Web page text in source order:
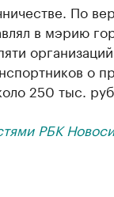
По
в мэрию
о
250 тыс. руб.
РБК